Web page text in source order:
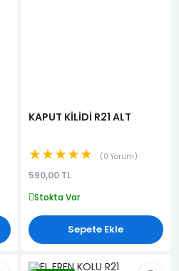
KAPUT KİLİDİ R21 ALT
★★★★★ 0 Yorum
590,00 TL
Stokta Var
Sepete Ekle